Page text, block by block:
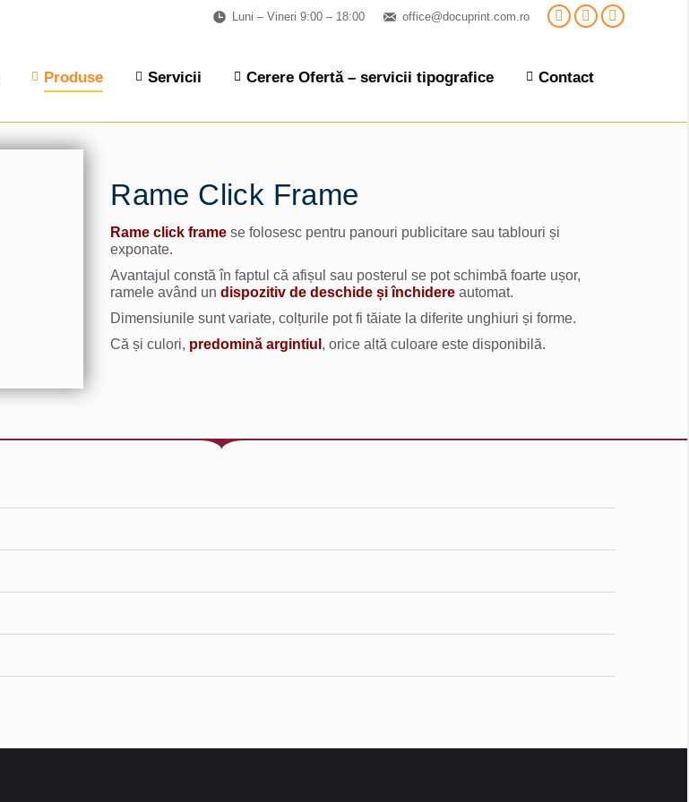
Luni – Vineri 9:00 – 18:00 office@docuprint.com.ro
Produse Servicii Cerere Ofertă – servicii tipografice Contact
Rame Click Frame
Rame click frame se folosesc pentru panouri publicitare sau tablouri și
exponate.
Avantajul constă în faptul că afișul sau posterul se pot schimbă foarte ușor,
ramele având un dispozitiv de deschide și închidere automat.
Dimensiunile sunt variate, colțurile pot fi tăiate la diferite unghiuri și forme.
Că și culori, predomină argintiul , orice altă culoare este disponibilă.